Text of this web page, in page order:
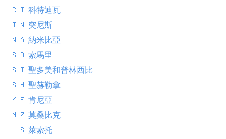
🇨🇮 科特迪瓦
🇹🇳 突尼斯
🇳🇦 納米比亞
🇸🇴 索馬里
🇸🇹 聖多美和普林西比
🇸🇭 聖赫勒拿
🇰🇪 肯尼亞
🇲🇿 莫桑比克
🇱🇸 萊索托